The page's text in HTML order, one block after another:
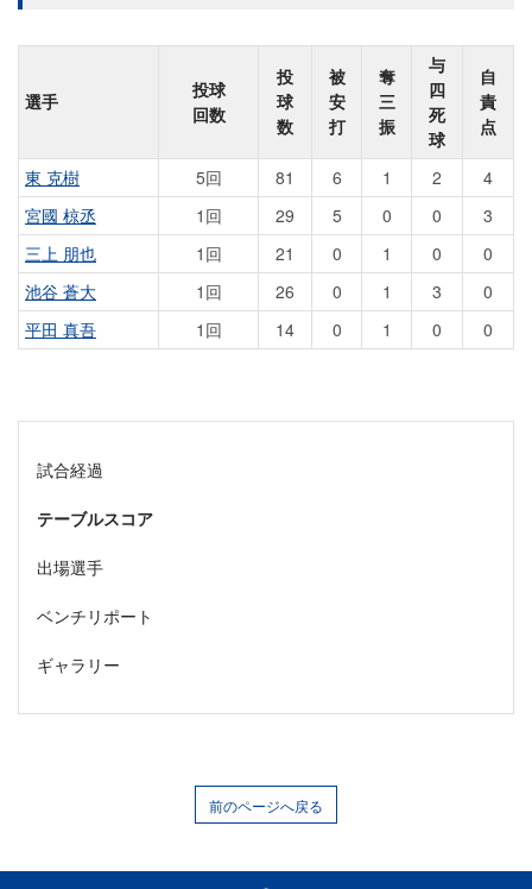
選手
投球
回数
投
球
数
被
安
打
奪
三
振
与
四
死
球
自
責
点
東 克樹 5回 81 6 1 2
4
宮國 椋丞
1回 29 5 0 0
3
三上 朋也
1回 21 0 1 0
0
池谷 蒼大
1回 26 0 1 3
0
平田 真吾
1回 14 0 1 0 0
試合経過
テーブルスコア
出場選手
ベンチリポート
ギャラリー
前のページへ戻る